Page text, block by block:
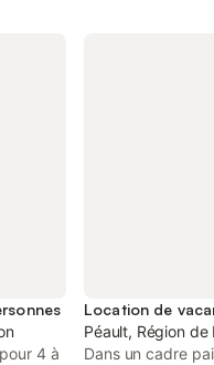
4 à
Location de
Péault, Région de
Dans un cadre